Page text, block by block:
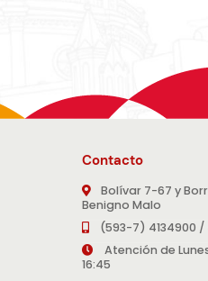
Contacto
Bolívar 7-67 y
Benigno Malo
(593-7) 4134900 /
Atención de
16:45